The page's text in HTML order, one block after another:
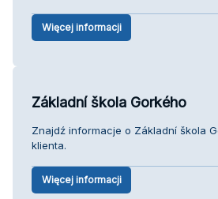
Więcej informacji
Základní škola Gorkého
Znajdź informacje o Základní škola
klienta.
Więcej informacji